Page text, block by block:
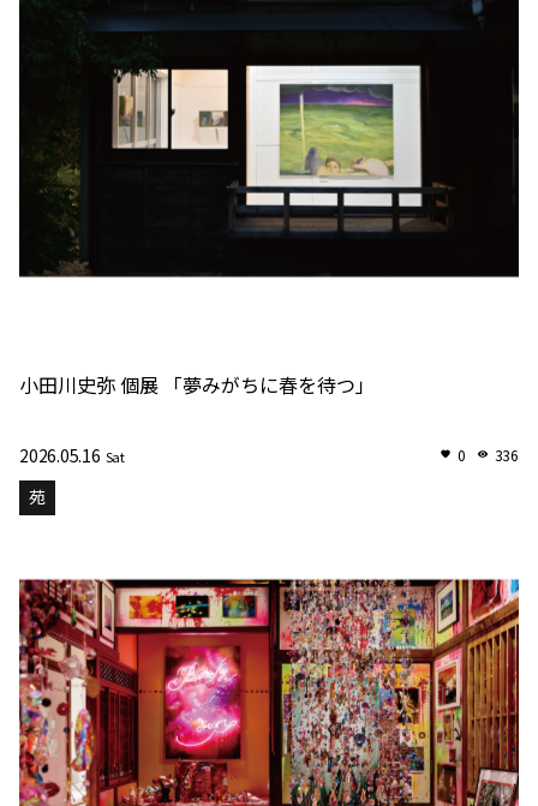
小田川史弥 個展 「夢みがちに春を待つ」
2026.05.16 Sat 0 336
苑